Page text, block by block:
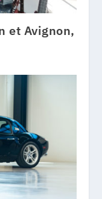
et Avignon,